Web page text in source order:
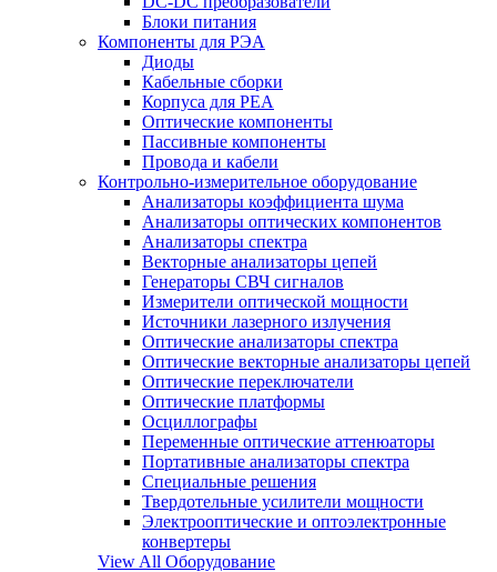
Блоки питания
Компоненты для РЭА
Диоды
Кабельные сборки
Корпуса для РЕА
Оптические компоненты
Пассивные компоненты
Провода и кабели
Контрольно-измерительное оборудование
Анализаторы коэффициента шума
Анализаторы оптических компонентов
Анализаторы спектра
Векторные анализаторы цепей
Генераторы СВЧ сигналов
Измерители оптической мощности
Источники лазерного излучения
Оптические анализаторы спектра
Оптические векторные анализаторы цепей
Оптические переключатели
Оптические платформы
Осциллографы
Переменные оптические аттенюаторы
Портативные анализаторы спектра
Специальные решения
Твердотельные усилители мощности
Электрооптические и оптоэлектронные
конвертеры
View All Оборудование